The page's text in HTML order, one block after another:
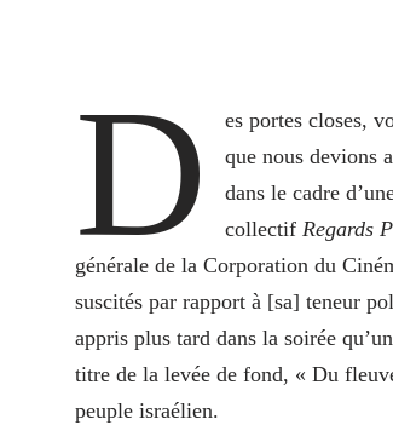
D
es portes closes,
que nous devions
dans le cadre
collectifRegards
générale de la Corporation du
suscités par rapport à [sa] teneur
appris plus tard dans la soirée
titre de la levée de fond, « Du
peuple israélien.